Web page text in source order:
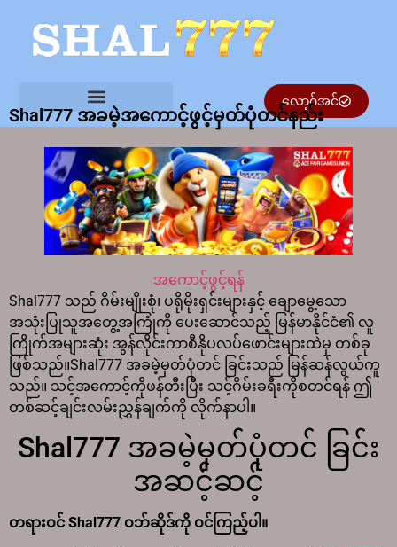
လော့ဂ်အင်
Shal777 အခမဲ့အကောင့်ဖွင့်မှတ်ပုံတင်နည်း
အကောင့်ဖွင့်ရန်
Shal777 သည် ဂိမ်းမျိုးစုံ၊ ပရိုမိုးရှင်းများနှင့် ချောမွေ့သော
အသုံးပြုသူအတွေ့အကြုံကို ပေးဆောင်သည့် မြန်မာနိုင်ငံ၏ လူ
ကြိုက်အများဆုံး အွန်လိုင်းကာစီနိုပလပ်ဖောင်းများထဲမှ တစ်ခု
ဖြစ်သည်။Shal777 အခမဲ့မှတ်ပုံတင် ခြင်းသည် မြန်ဆန်လွယ်ကူ
သည်။ သင့်အကောင့်ကိုဖန်တီးပြီး သင့်ဂိမ်းခရီးကိုစတင်ရန် ဤ
တစ်ဆင့်ချင်းလမ်းညွှန်ချက်ကို လိုက်နာပါ။
Shal777 အခမဲ့မှတ်ပုံတင် ခြင်း
အဆင့်ဆင့်
တရားဝင် Shal777 ဝဘ်ဆိုဒ်ကို ဝင်ကြည့်ပါ။